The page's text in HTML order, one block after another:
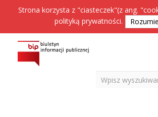
Strona korzysta z "ciasteczek"(z ang.
polityką prywatności.